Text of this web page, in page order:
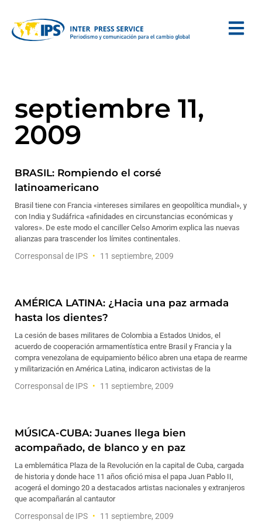
septiembre 11,
2009
BRASIL: Rompiendo el corsé
latinoamericano
Brasil tiene con Francia «intereses similares en geopolítica mundial», y
con India y Sudáfrica «afinidades en circunstancias económicas y
valores». De este modo el canciller Celso Amorim explica las nuevas
alianzas para trascender los límites continentales.
Corresponsal de IPS 11 septiembre, 2009
AMÉRICA LATINA: ¿Hacia una paz armada
hasta los dientes?
La cesión de bases militares de Colombia a Estados Unidos, el
acuerdo de cooperación armamentística entre Brasil y Francia y la
compra venezolana de equipamiento bélico abren una etapa de rearme
y militarización en América Latina, indicaron activistas de la
Corresponsal de IPS 11 septiembre, 2009
MÚSICA-CUBA: Juanes llega bien
acompañado, de blanco y en paz
La emblemática Plaza de la Revolución en la capital de Cuba, cargada
de historia y donde hace 11 años ofició misa el papa Juan Pablo II,
acogerá el domingo 20 a destacados artistas nacionales y extranjeros
que acompañarán al cantautor
Corresponsal de IPS 11 septiembre, 2009